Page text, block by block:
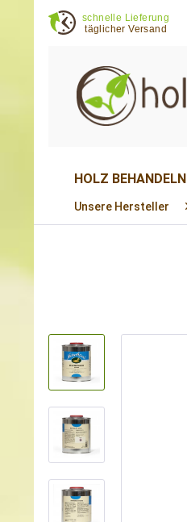
schnelle Lieferung
täglicher Versand
HOLZ BEHANDELN
Unsere Hersteller